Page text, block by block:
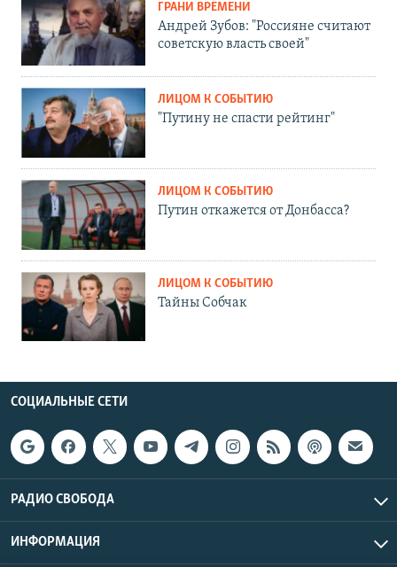
ГРАНИ ВРЕМЕНИ
Андрей Зубов: "Россияне считают
советскую власть своей"
ЛИЦОМ К СОБЫТИЮ
"Путину не спасти рейтинг"
ЛИЦОМ К СОБЫТИЮ
Путин откажется от Донбасса?
ЛИЦОМ К СОБЫТИЮ
Тайны Собчак
СОЦИАЛЬНЫЕ СЕТИ
РАДИО СВОБОДА
ИНФОРМАЦИЯ